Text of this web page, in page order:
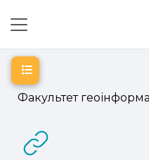
Факультет
Відкритий покажчик